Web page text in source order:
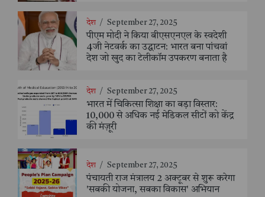
देश / September 27, 2025
पीएम मोदी ने किया बीएसएनएल के स्वदेशी
4जी नेटवर्क का उद्घाटन: भारत बना पांचवां
देश जो खुद का टेलीकॉम उपकरण बनाता है
देश / September 27, 2025
भारत में चिकित्सा शिक्षा का बड़ा विस्तार:
10,000 से अधिक नई मेडिकल सीटों को केंद्र
की मंज़ूरी
देश / September 27, 2025
पंचायती राज मंत्रालय 2 अक्टूबर से शुरू करेगा
'सबकी योजना, सबका विकास' अभियान